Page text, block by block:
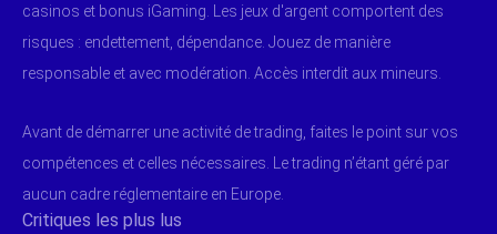
casinos et bonus iGaming. Les jeux d'argent comportent des
risques : endettement, dépendance. Jouez de manière
responsable et avec modération. Accès interdit aux mineurs.
Avant de démarrer une activité de trading, faites le point sur vos
compétences et celles nécessaires. Le trading n’étant géré par
aucun cadre réglementaire en Europe.
Critiques les plus lus